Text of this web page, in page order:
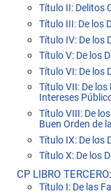
Título II: Delitos
Título III: De los
Título IV: De los
Título V: De los
Título VI: De los
Título VII: De
Intereses
Título VIII: De
Buen Orden de
Título IX: De los
Título X: De los
CP LIBRO
Título I: De las